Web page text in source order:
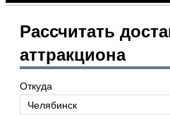
Рассчитать
аттракциона
Откуда